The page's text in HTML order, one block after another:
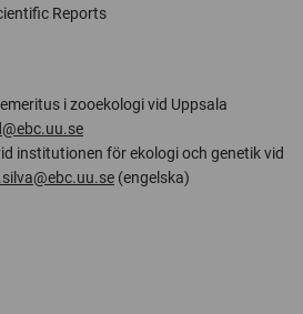
Reports
emeritus i zooekologi vid Uppsala
institutionen för ekologi och genetik vid
(engelska)